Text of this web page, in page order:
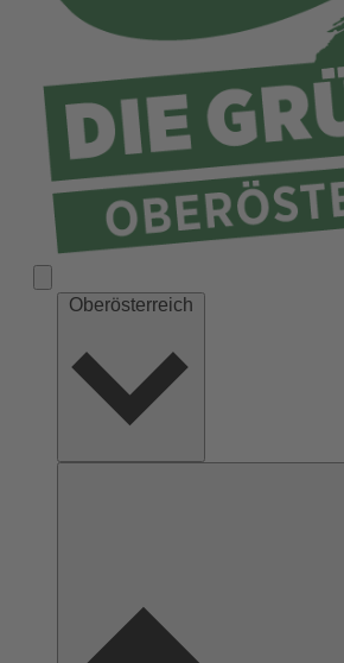
Ried
Schärding
Steyr
Steyr-Land
Urfahr-Umgebung
Vöcklabruck
Oberösterreich